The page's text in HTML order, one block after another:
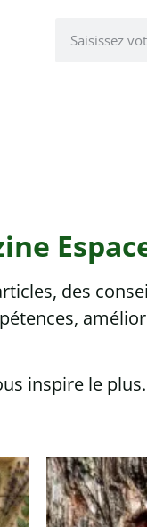
des
inspire le plus.